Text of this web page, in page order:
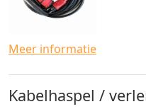
Meer informatie
Kabelhaspel /